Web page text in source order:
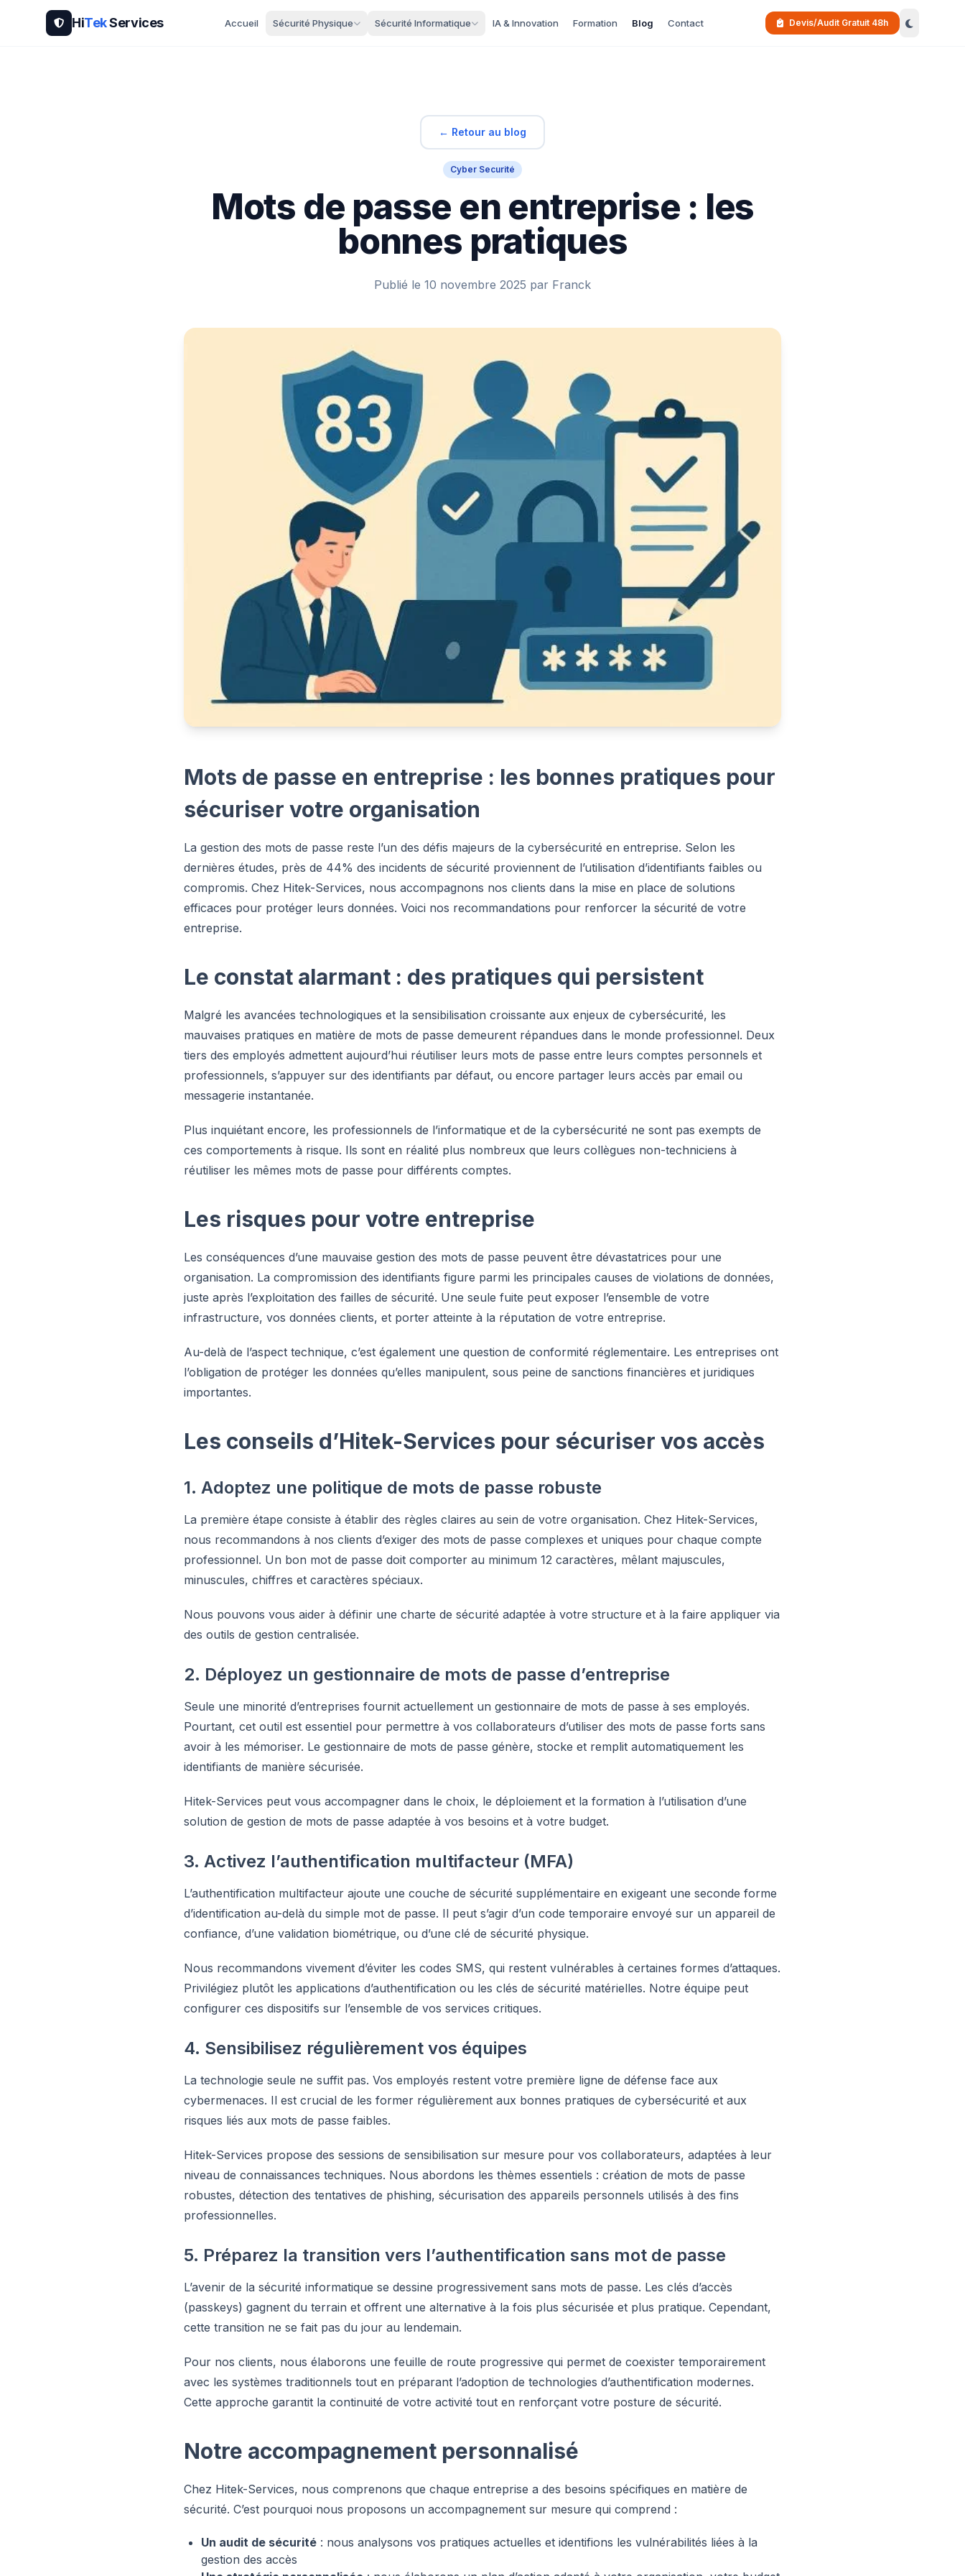
HiTekServices Accueil Sécurité Physique Sécurité Informatique IA & Innovation Formation Blog Contact Devis/Audit Gratuit 48h
← Retour au blog
Cyber Securité
Mots de passe en entreprise : les
bonnes pratiques
Publié le 10 novembre 2025 par Franck
Mots de passe en entreprise : les bonnes pratiques pour
sécuriser votre organisation
La gestion des mots de passe reste l’un des défis majeurs de la cybersécurité en entreprise. Selon les
dernières études, près de 44% des incidents de sécurité proviennent de l’utilisation d’identifiants faibles ou
compromis. Chez Hitek-Services, nous accompagnons nos clients dans la mise en place de solutions
efficaces pour protéger leurs données. Voici nos recommandations pour renforcer la sécurité de votre
entreprise.
Le constat alarmant : des pratiques qui persistent
Malgré les avancées technologiques et la sensibilisation croissante aux enjeux de cybersécurité, les
mauvaises pratiques en matière de mots de passe demeurent répandues dans le monde professionnel. Deux
tiers des employés admettent aujourd’hui réutiliser leurs mots de passe entre leurs comptes personnels et
professionnels, s’appuyer sur des identifiants par défaut, ou encore partager leurs accès par email ou
messagerie instantanée.
Plus inquiétant encore, les professionnels de l’informatique et de la cybersécurité ne sont pas exempts de
ces comportements à risque. Ils sont en réalité plus nombreux que leurs collègues non-techniciens à
réutiliser les mêmes mots de passe pour différents comptes.
Les risques pour votre entreprise
Les conséquences d’une mauvaise gestion des mots de passe peuvent être dévastatrices pour une
organisation. La compromission des identifiants figure parmi les principales causes de violations de données,
juste après l’exploitation des failles de sécurité. Une seule fuite peut exposer l’ensemble de votre
infrastructure, vos données clients, et porter atteinte à la réputation de votre entreprise.
Au-delà de l’aspect technique, c’est également une question de conformité réglementaire. Les entreprises ont
l’obligation de protéger les données qu’elles manipulent, sous peine de sanctions financières et juridiques
importantes.
Les conseils d’Hitek-Services pour sécuriser vos accès
1. Adoptez une politique de mots de passe robuste
La première étape consiste à établir des règles claires au sein de votre organisation. Chez Hitek-Services,
nous recommandons à nos clients d’exiger des mots de passe complexes et uniques pour chaque compte
professionnel. Un bon mot de passe doit comporter au minimum 12 caractères, mêlant majuscules,
minuscules, chiffres et caractères spéciaux.
Nous pouvons vous aider à définir une charte de sécurité adaptée à votre structure et à la faire appliquer via
des outils de gestion centralisée.
2. Déployez un gestionnaire de mots de passe d’entreprise
Seule une minorité d’entreprises fournit actuellement un gestionnaire de mots de passe à ses employés.
Pourtant, cet outil est essentiel pour permettre à vos collaborateurs d’utiliser des mots de passe forts sans
avoir à les mémoriser. Le gestionnaire de mots de passe génère, stocke et remplit automatiquement les
identifiants de manière sécurisée.
Hitek-Services peut vous accompagner dans le choix, le déploiement et la formation à l’utilisation d’une
solution de gestion de mots de passe adaptée à vos besoins et à votre budget.
3. Activez l’authentification multifacteur (MFA)
L’authentification multifacteur ajoute une couche de sécurité supplémentaire en exigeant une seconde forme
d’identification au-delà du simple mot de passe. Il peut s’agir d’un code temporaire envoyé sur un appareil de
confiance, d’une validation biométrique, ou d’une clé de sécurité physique.
Nous recommandons vivement d’éviter les codes SMS, qui restent vulnérables à certaines formes d’attaques.
Privilégiez plutôt les applications d’authentification ou les clés de sécurité matérielles. Notre équipe peut
configurer ces dispositifs sur l’ensemble de vos services critiques.
4. Sensibilisez régulièrement vos équipes
La technologie seule ne suffit pas. Vos employés restent votre première ligne de défense face aux
cybermenaces. Il est crucial de les former régulièrement aux bonnes pratiques de cybersécurité et aux
risques liés aux mots de passe faibles.
Hitek-Services propose des sessions de sensibilisation sur mesure pour vos collaborateurs, adaptées à leur
niveau de connaissances techniques. Nous abordons les thèmes essentiels : création de mots de passe
robustes, détection des tentatives de phishing, sécurisation des appareils personnels utilisés à des fins
professionnelles.
5. Préparez la transition vers l’authentification sans mot de passe
L’avenir de la sécurité informatique se dessine progressivement sans mots de passe. Les clés d’accès
(passkeys) gagnent du terrain et offrent une alternative à la fois plus sécurisée et plus pratique. Cependant,
cette transition ne se fait pas du jour au lendemain.
Pour nos clients, nous élaborons une feuille de route progressive qui permet de coexister temporairement
avec les systèmes traditionnels tout en préparant l’adoption de technologies d’authentification modernes.
Cette approche garantit la continuité de votre activité tout en renforçant votre posture de sécurité.
Notre accompagnement personnalisé
Chez Hitek-Services, nous comprenons que chaque entreprise a des besoins spécifiques en matière de
sécurité. C’est pourquoi nous proposons un accompagnement sur mesure qui comprend :
Un audit de sécurité : nous analysons vos pratiques actuelles et identifions les vulnérabilités liées à la
gestion des accès